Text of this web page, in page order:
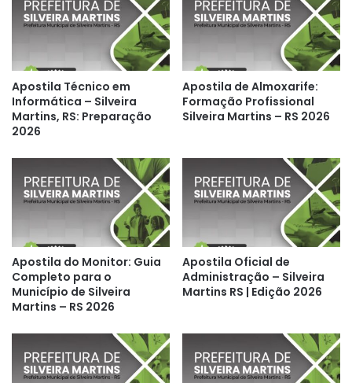
Apostila Técnico em
Informática – Silveira
Martins, RS: Preparação
2026
Apostila de Almoxarife:
Formação Profissional
Silveira Martins – RS 2026
Apostila do Monitor: Guia
Completo para o
Município de Silveira
Martins – RS 2026
Apostila Oficial de
Administração – Silveira
Martins RS | Edição 2026